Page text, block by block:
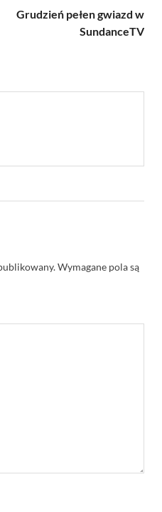
Grudzień pełen gwiazd w
SundanceTV
Wymagane pola są